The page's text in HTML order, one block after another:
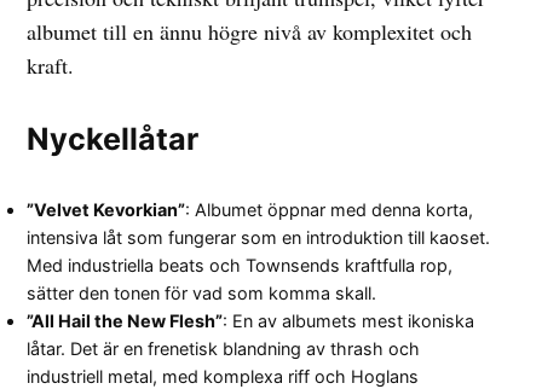
albumet till en ännu högre nivå av komplexitet och
kraft.
Nyckellåtar
”Velvet Kevorkian”: Albumet öppnar med denna korta,
intensiva låt som fungerar som en introduktion till kaoset.
Med industriella beats och Townsends kraftfulla rop,
sätter den tonen för vad som komma skall.
”All Hail the New Flesh”: En av albumets mest ikoniska
låtar. Det är en frenetisk blandning av thrash och
industriell metal, med komplexa riff och Hoglans